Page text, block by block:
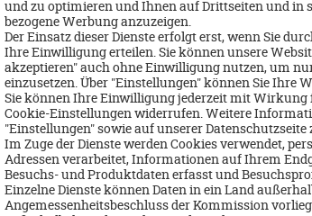
Früchte in Hülle und Fülle wachsen. Ananas
jedem Buffet. Mit der Milch der Kokosnüsse
Bangkok sollte jeder einmal mit dem
entdecken. Wir starteten unsere Tour durch
Wir probierten uns im Laufe des Tages weiter
Reise verbrachten wir noch drei super
thailändische Königsfamilie hat dort Ihre